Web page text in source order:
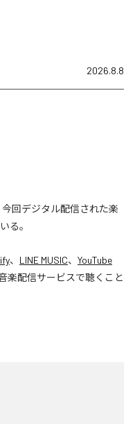
2026.8.8
今回デジタル配信された楽
る。
、 LINE MUSIC、 YouTube
楽配信サービスで聴くこと